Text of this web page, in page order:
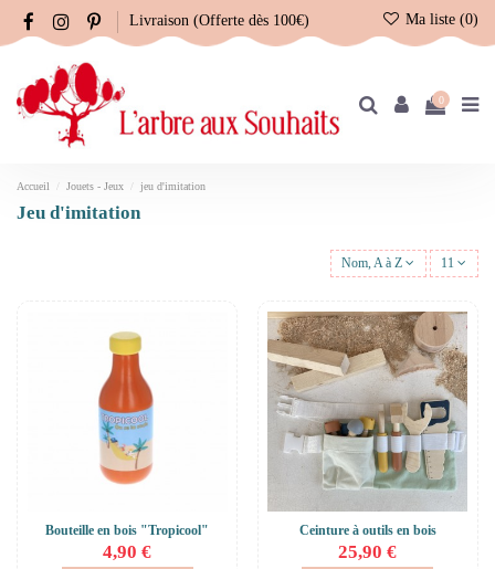
Livraison (Offerte dès 100€) Ma liste (0)
0
Accueil Jouets - Jeux jeu d'imitation
jeu d'imitation
Nom, A à Z 11
Bouteille en bois "Tropicool"
4,90 €
Ceinture à outils en bois
25,90 €